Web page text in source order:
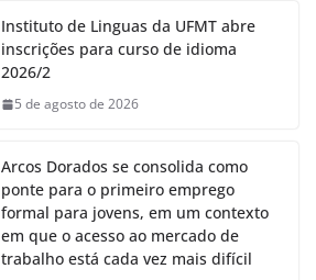
Instituto de Linguas da UFMT abre
inscrições para curso de idioma
2026/2
5 de agosto de 2026
Arcos Dorados se consolida como
ponte para o primeiro emprego
formal para jovens, em um contexto
em que o acesso ao mercado de
trabalho está cada vez mais difícil